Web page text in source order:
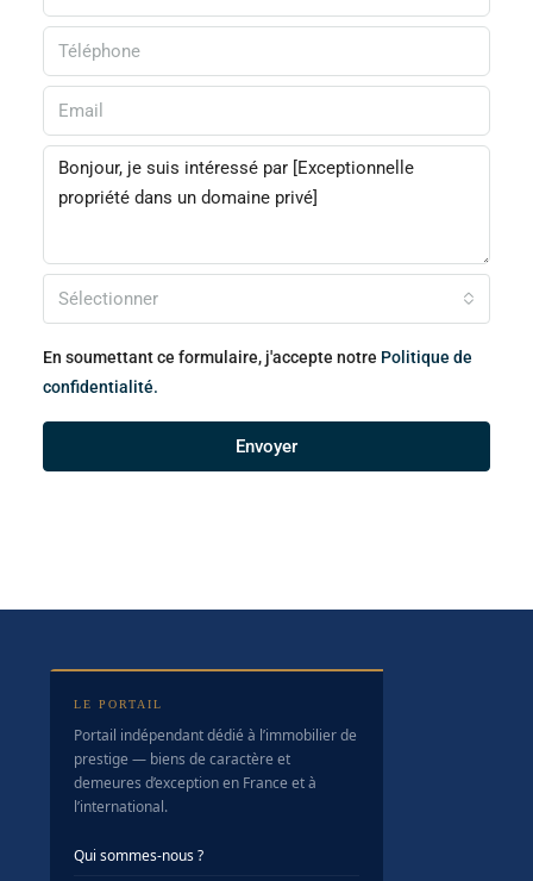
Sélectionner
En soumettant ce formulaire, j'accepte notre Politique de
confidentialité.
Envoyer
LE PORTAIL
Portail indépendant dédié à l’immobilier de
prestige — biens de caractère et
demeures d’exception en France et à
l’international.
Qui sommes-nous ?